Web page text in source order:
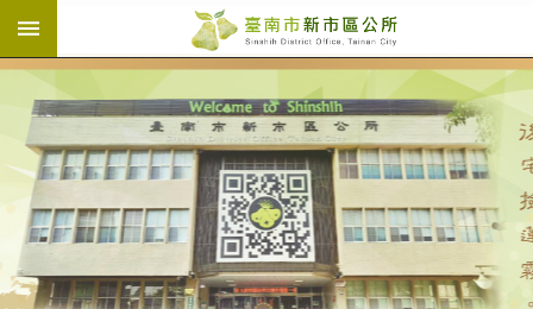
跳到主要內容區塊